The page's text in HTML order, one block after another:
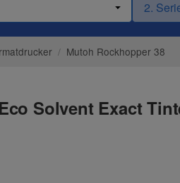
/ Mutoh Rockhopper 38
Solvent Exact